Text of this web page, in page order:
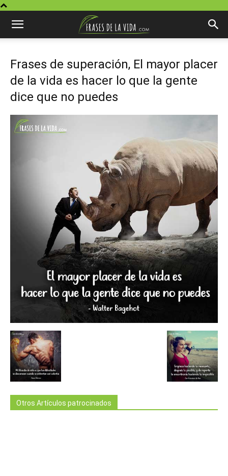
Frases de superación, El mayor placer
de la vida es hacer lo que la gente
dice que no puedes
Otros Artículos patrocinados